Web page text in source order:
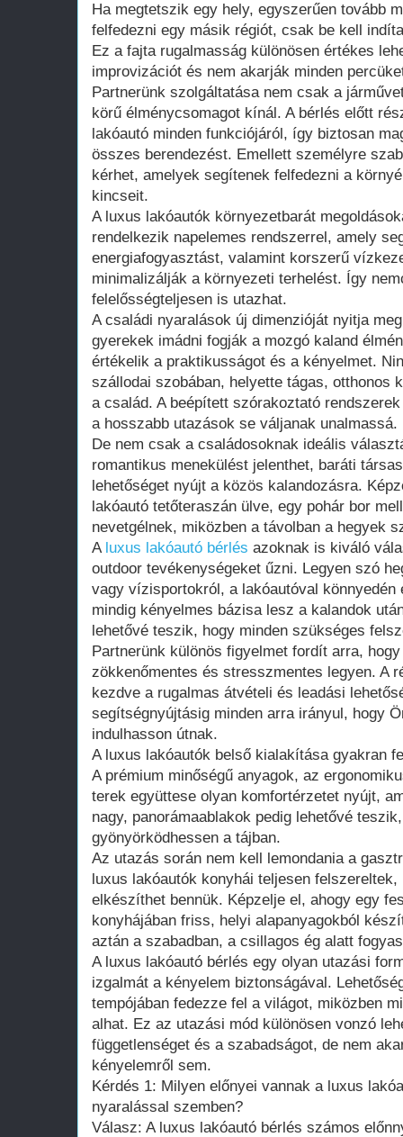
Ha megtetszik egy hely, egyszerűen tovább
felfedezni egy másik régiót, csak be kell
Ez a fajta rugalmasság különösen értékes
improvizációt és nem akarják minden
Partnerünk szolgáltatása nem csak a
körű élménycsomagot kínál. A bérlés előtt
lakóautó minden funkciójáról, így biztosan
összes berendezést. Emellett személyre
kérhet, amelyek segítenek felfedezni a
kincseit.
A luxus lakóautók környezetbarát
rendelkezik napelemes rendszerrel, amely
energiafogyasztást, valamint korszerű
minimalizálják a környezeti terhelést. Így
felelősségteljesen is utazhat.
A családi nyaralások új dimenzióját nyitja
gyerekek imádni fogják a mozgó kaland
értékelik a praktikusságot és a kényelmet.
szállodai szobában, helyette tágas, otthonos
a család. A beépített szórakoztató
a hosszabb utazások se váljanak unalmassá.
De nem csak a családosoknak ideális
romantikus menekülést jelenthet, baráti
lehetőséget nyújt a közös kalandozásra.
lakóautó tetőteraszán ülve, egy pohár bor
nevetgélnek, miközben a távolban a hegyek
A luxus lakóautó bérlés azoknak is kiváló
outdoor tevékenységeket űzni. Legyen szó
vagy vízisportokról, a lakóautóval könnyedén
mindig kényelmes bázisa lesz a kalandok
lehetővé teszik, hogy minden szükséges
Partnerünk különös figyelmet fordít arra,
zökkenőmentes és stresszmentes legyen. A
kezdve a rugalmas átvételi és leadási
segítségnyújtásig minden arra irányul, hogy
indulhasson útnak.
A luxus lakóautók belső kialakítása gyakran
A prémium minőségű anyagok, az
terek együttese olyan komfortérzetet nyújt,
nagy, panorámaablakok pedig lehetővé
gyönyörködhessen a tájban.
Az utazás során nem kell lemondania a
luxus lakóautók konyhái teljesen
elkészíthet bennük. Képzelje el, ahogy egy
konyhájában friss, helyi alapanyagokból
aztán a szabadban, a csillagos ég alatt
A luxus lakóautó bérlés egy olyan utazási
izgalmát a kényelem biztonságával.
tempójában fedezze fel a világot, miközben
alhat. Ez az utazási mód különösen vonzó
függetlenséget és a szabadságot, de nem
kényelemről sem.
Kérdés 1: Milyen előnyei vannak a luxus
nyaralással szemben?
Válasz: A luxus lakóautó bérlés számos